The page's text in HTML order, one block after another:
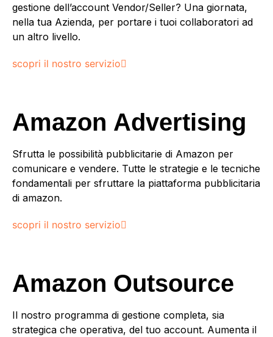
gestione dell’account Vendor/Seller? Una giornata,
nella tua Azienda, per portare i tuoi collaboratori ad
un altro livello.
scopri il nostro servizio
Amazon Advertising
Sfrutta le possibilità pubblicitarie di Amazon per
comunicare e vendere. Tutte le strategie e le tecniche
fondamentali per sfruttare la piattaforma pubblicitaria
di amazon.
scopri il nostro servizio
Amazon Outsource
Il nostro programma di gestione completa, sia
strategica che operativa, del tuo account. Aumenta il